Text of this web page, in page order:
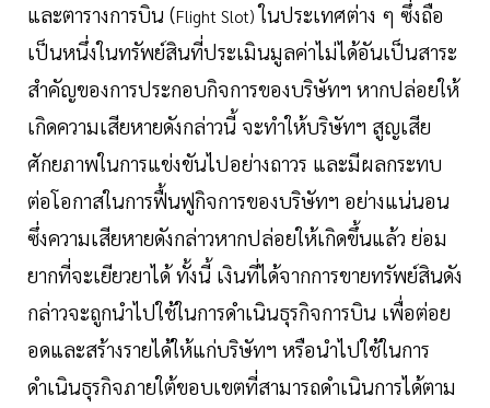
และตารางการบิน (Flight Slot) ในประเทศต่าง ๆ ซึ่งถือ
เป็นหนึ่งในทรัพย์สินที่ประเมินมูลค่าไม่ได้อันเป็นสาระ
สำคัญของการประกอบกิจการของบริษัทฯ หากปล่อยให้
เกิดความเสียหายดังกล่าวนี้ จะทำให้บริษัทฯ สูญเสีย
ศักยภาพในการแข่งขันไปอย่างถาวร และมีผลกระทบ
ต่อโอกาสในการฟื้นฟูกิจการของบริษัทฯ อย่างแน่นอน
ซึ่งความเสียหายดังกล่าวหากปล่อยให้เกิดขึ้นแล้ว ย่อม
ยากที่จะเยียวยาได้ ทั้งนี้ เงินที่ได้จากการขายทรัพย์สินดัง
กล่าวจะถูกนำไปใช้ในการดำเนินธุรกิจการบิน เพื่อต่อย
อดและสร้างรายได้ให้แก่บริษัทฯ หรือนำไปใช้ในการ
ดำเนินธุรกิจภายใต้ขอบเขตที่สามารถดำเนินการได้ตาม